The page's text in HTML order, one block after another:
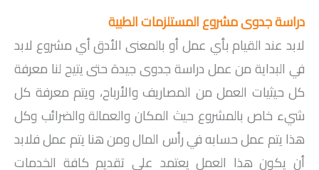
دراسة جدوى مشروع المستلزمات الطبية
لابد عند القيام بأي عمل أو بالمعنى الأدق أي مشروع لابد
في البداية من عمل دراسة جدوى جيدة حتى يتيح لنا معرفة
كل حيثيات العمل من المصاريف والأرباح، ويتم معرفة كل
شيء خاص بالمشروع حيث المكان والعمالة والضرائب وكل
هذا يتم عمل حسابه في رأس المال ومن هنا يتم عمل فلابد
أن يكون هذا العمل يعتمد على تقديم كافة الخدمات